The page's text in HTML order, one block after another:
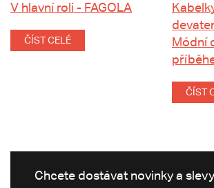
V hlavní roli - FAGOLA
ČÍST CELÉ
Módní
ČÍST
Chcete dostávat novinky a